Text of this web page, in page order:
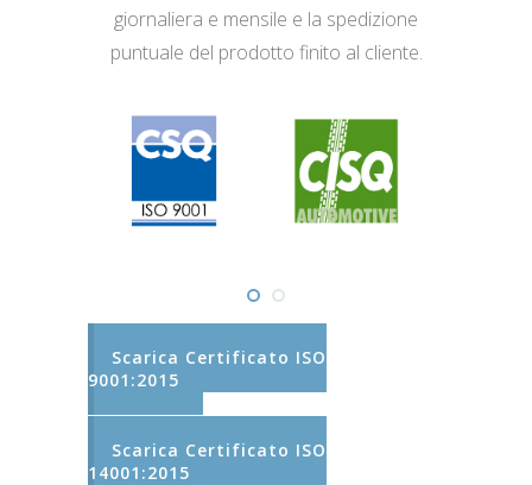
giornaliera e mensile e la spedizione
puntuale del prodotto finito al cliente.
Scarica Certificato ISO
9001:2015
Scarica Certificato ISO
14001:2015